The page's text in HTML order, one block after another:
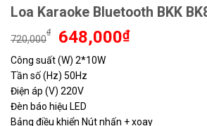
Loa Karaoke Bluetooth BKK
720,000
₫
Giá
là:
720,000₫.
648,000₫Giá
Công suất (W) 2*10W
Tần số (Hz) 50Hz
Điện áp (V) 220V
Đèn báo hiệu LED
Bảng điều khiển Nút nhấn + xoay